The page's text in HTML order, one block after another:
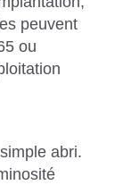
peuvent
ou
abri.